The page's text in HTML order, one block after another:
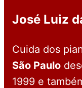
José Luiz
Cuida dos
São Paulo
1999 e